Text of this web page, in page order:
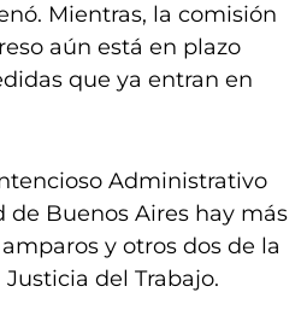
Mientras, la comisión
aún está en plazo
que ya entran en
Administrativo
de Buenos Aires hay más
y otros dos de la
Justicia del Trabajo.